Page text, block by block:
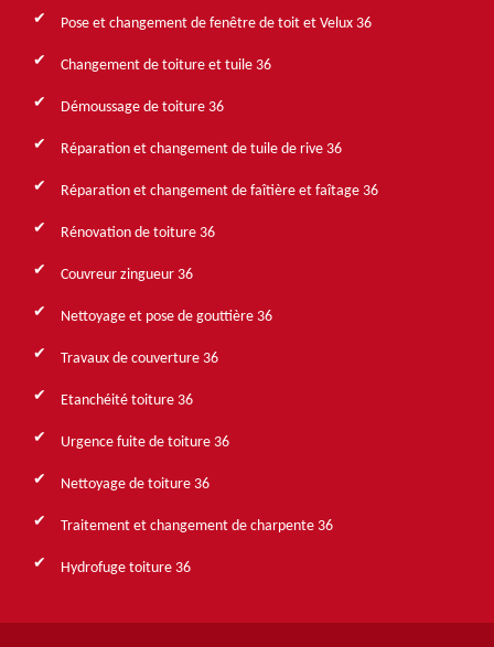
Pose et changement de fenêtre de toit et Velux 36
Changement de toiture et tuile 36
Démoussage de toiture 36
Réparation et changement de tuile de rive 36
Réparation et changement de faîtière et faîtage 36
Rénovation de toiture 36
Couvreur zingueur 36
Nettoyage et pose de gouttière 36
Travaux de couverture 36
Etanchéité toiture 36
Urgence fuite de toiture 36
Nettoyage de toiture 36
Traitement et changement de charpente 36
Hydrofuge toiture 36